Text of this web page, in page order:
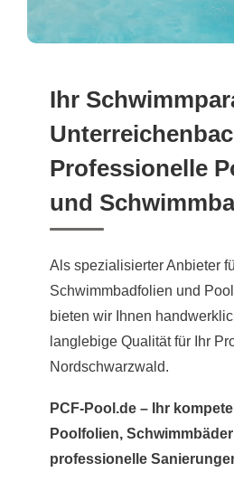
Ihr
Professionelle
und
Als spezialisierter Anbieter
Schwimmbadfolien und
bieten wir Ihnen
langlebige Qualität für Ihr
Nordschwarzwald.
PCF-Pool.de – Ihr
Poolfolien,
professionelle